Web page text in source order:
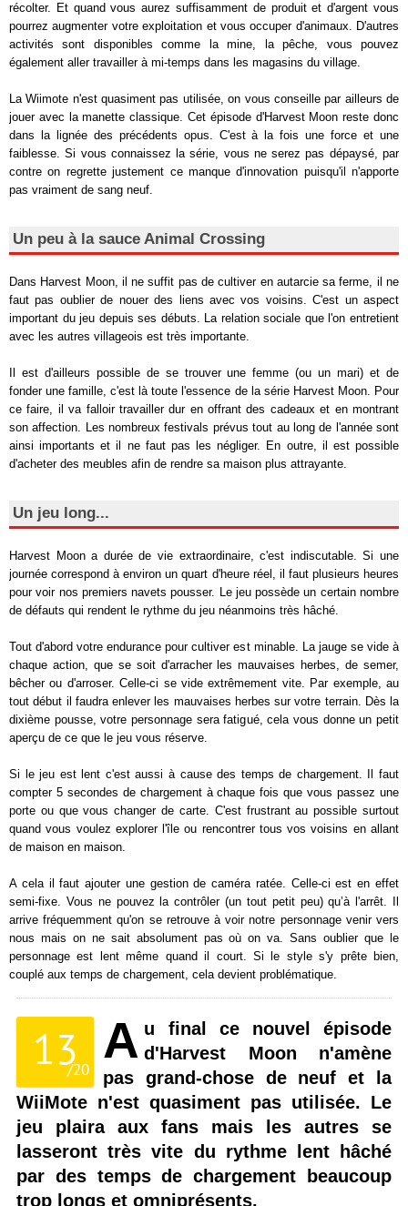
récolter. Et quand vous aurez suffisamment de produit et d'argent vous
pourrez augmenter votre exploitation et vous occuper d'animaux. D'autres
activités sont disponibles comme la mine, la pêche, vous pouvez
également aller travailler à mi-temps dans les magasins du village.
La Wiimote n'est quasiment pas utilisée, on vous conseille par ailleurs de
jouer avec la manette classique. Cet épisode d'Harvest Moon reste donc
dans la lignée des précédents opus. C'est à la fois une force et une
faiblesse. Si vous connaissez la série, vous ne serez pas dépaysé, par
contre on regrette justement ce manque d'innovation puisqu'il n'apporte
pas vraiment de sang neuf.
Un peu à la sauce Animal Crossing
Dans Harvest Moon, il ne suffit pas de cultiver en autarcie sa ferme, il ne
faut pas oublier de nouer des liens avec vos voisins. C'est un aspect
important du jeu depuis ses débuts. La relation sociale que l'on entretient
avec les autres villageois est très importante.
Il est d'ailleurs possible de se trouver une femme (ou un mari) et de
fonder une famille, c'est là toute l'essence de la série Harvest Moon. Pour
ce faire, il va falloir travailler dur en offrant des cadeaux et en montrant
son affection. Les nombreux festivals prévus tout au long de l'année sont
ainsi importants et il ne faut pas les négliger. En outre, il est possible
d'acheter des meubles afin de rendre sa maison plus attrayante.
Un jeu long...
Harvest Moon a durée de vie extraordinaire, c'est indiscutable. Si une
journée correspond à environ un quart d'heure réel, il faut plusieurs heures
pour voir nos premiers navets pousser. Le jeu possède un certain nombre
de défauts qui rendent le rythme du jeu néanmoins très hâché.
Tout d'abord votre endurance pour cultiver est minable. La jauge se vide à
chaque action, que se soit d'arracher les mauvaises herbes, de semer,
bêcher ou d'arroser. Celle-ci se vide extrêmement vite. Par exemple, au
tout début il faudra enlever les mauvaises herbes sur votre terrain. Dès la
dixième pousse, votre personnage sera fatigué, cela vous donne un petit
aperçu de ce que le jeu vous réserve.
Si le jeu est lent c'est aussi à cause des temps de chargement. Il faut
compter 5 secondes de chargement à chaque fois que vous passez une
porte ou que vous changer de carte. C'est frustrant au possible surtout
quand vous voulez explorer l'île ou rencontrer tous vos voisins en allant
de maison en maison.
A cela il faut ajouter une gestion de caméra ratée. Celle-ci est en effet
semi-fixe. Vous ne pouvez la contrôler (un tout petit peu) qu’à l'arrêt. Il
arrive fréquemment qu'on se retrouve à voir notre personnage venir vers
nous mais on ne sait absolument pas où on va. Sans oublier que le
personnage est lent même quand il court. Si le style s'y prête bien,
couplé aux temps de chargement, cela devient problématique.
13
/20
A u final ce nouvel épisode
d'Harvest Moon n'amène
pas grand-chose de neuf et la
WiiMote n'est quasiment pas utilisée. Le
jeu plaira aux fans mais les autres se
lasseront très vite du rythme lent hâché
par des temps de chargement beaucoup
trop longs et omniprésents.